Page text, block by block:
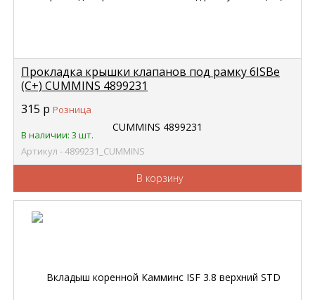
Прокладка крышки клапанов под рамку 6ISBe
(C+) CUMMINS 4899231
315 р Розница
В наличии: 3 шт.
Артикул - 4899231_CUMMINS
В корзину